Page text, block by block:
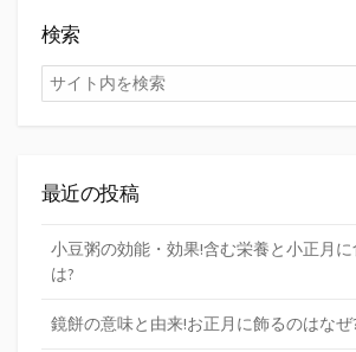
検索
検
索
最近の投稿
小豆粥の効能・効果!含む栄養と小正月
は?
鏡餅の意味と由来!お正月に飾るのはなぜ